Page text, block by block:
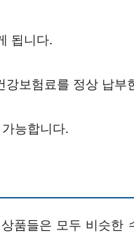
됩니다.
강보험료를 정상 납부
능합니다.
품들은 모두 비슷한